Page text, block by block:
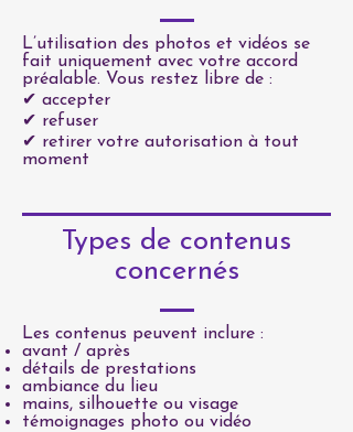
L’utilisation des photos et vidéos se
fait uniquement avec votre accord
préalable. Vous restez libre de :
✔ accepter
✔ refuser
✔ retirer votre autorisation à tout
moment
Types de contenus
concernés
Les contenus peuvent inclure :
avant / après
détails de prestations
ambiance du lieu
mains, silhouette ou visage
témoignages photo ou vidéo